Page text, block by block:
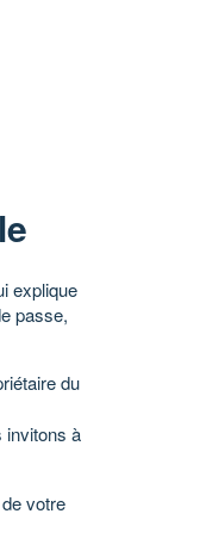
explique
passe,
du
invitons à
votre